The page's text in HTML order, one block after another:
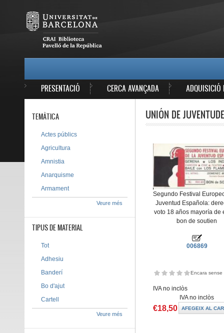
PRESENTACIÓ CERCA AVANÇADA ADQUISICIÓ
UNIÓN DE
Segundo Festival
Juventud Española:
voto 18 años mayoría de
bon de soutien
006869
Encara sense
IVA no inclòs
IVA no inclòs
€18,50
TEMÀTICA
Actes públics
Agricultura
Amnistia
Anarquisme
Armament
Veure més
TIPUS DE MATERIAL
Tot
Adhesiu
Banderí
Bo d'ajut
Cartell
Veure més